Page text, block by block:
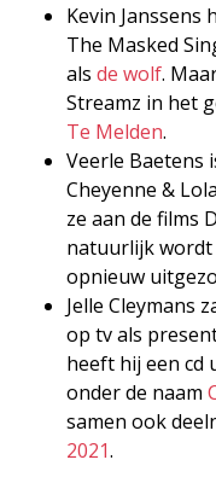
Kevin Janssens
The Masked
als de wolf.
Streamz in het
Te Melden.
Veerle Baetens
Cheyenne &
ze aan de films
natuurlijk wordt
opnieuw
Jelle Cleymans
op tv als
heeft hij een cd
onder de naam
samen ook
2021.